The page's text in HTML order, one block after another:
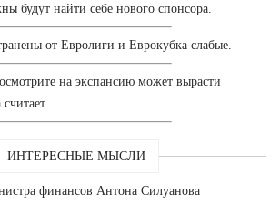
будут найти себе нового спонсора.
от Евролиги и Еврокубка слабые.
на экспансию может вырасти
ИНТЕРЕСНЫЕ МЫСЛИ
финансов Антона Силуанова